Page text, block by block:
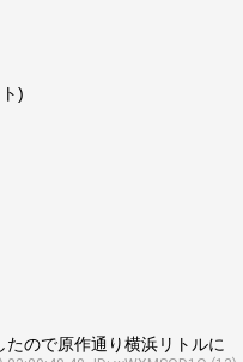
)
ので原作通り横浜リトルに